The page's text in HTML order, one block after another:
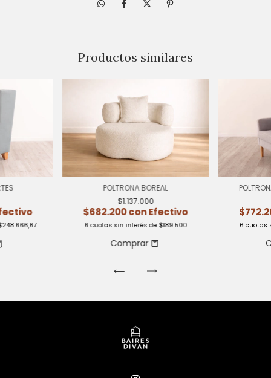
Productos similares
POLTRONA BOREAL
$1.137.000
$682.200conEfectivo
6 cuotas sin interés de $189.500 6 cuotas